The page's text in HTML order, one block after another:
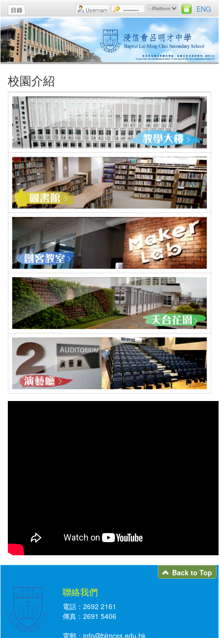
目錄 ENG
校園介紹
Back to Top
聯絡我們
電話：2692 2161
傳真：2691 5406
電郵： info@blmcss.edu.hk